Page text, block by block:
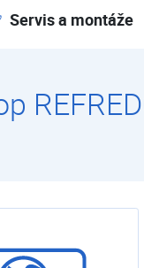
Servis a montáže